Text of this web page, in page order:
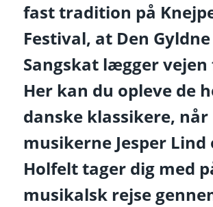
fast tradition på
Festival, at Den Gyldne
Sangskat lægger
Her kan du opleve de
danske klassikere, når
musikerne Jesper Lind
Holfelt tager dig med
musikalsk rejse